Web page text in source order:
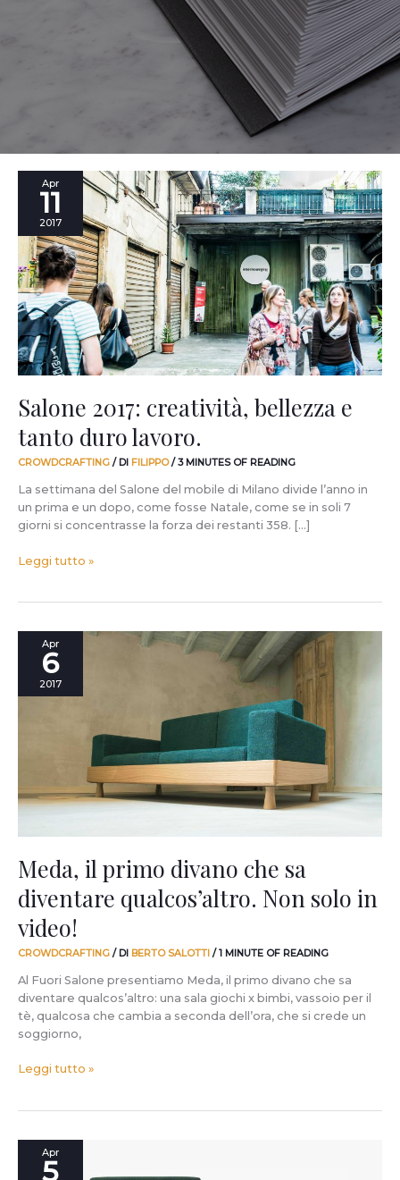
Apr
11
2017
Salone 2017: creatività, bellezza e
tanto duro lavoro.
CROWDCRAFTING / DI FILIPPO/3 MINUTES OF READING
La settimana del Salone del mobile di Milano divide l’anno in
un prima e un dopo, come fosse Natale, come se in soli 7
giorni si concentrasse la forza dei restanti 358. […]
Salone
2017:
creatività,
tanto
duro
lavoro.
Leggi tutto »
Apr
6
2017
Meda, il primo divano che sa
diventare qualcos’altro. Non solo in
video!
CROWDCRAFTING / DI BERTO SALOTTI /1 MINUTE OF READING
Al Fuori Salone presentiamo Meda, il primo divano che sa
diventare qualcos’altro: una sala giochi x bimbi, vassoio per il
tè, qualcosa che cambia a seconda dell’ora, che si crede un
soggiorno,
Meda,
primo
qualcos’altro.
solo
video!
Leggi tutto »
Apr
5
FuoriSalone
2017: